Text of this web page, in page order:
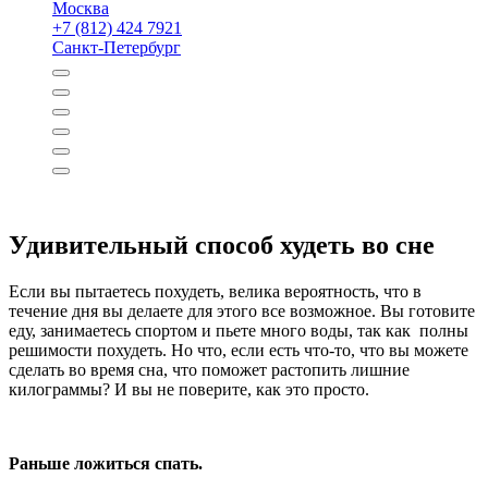
Москва
+7 (812) 424 7921
Санкт-Петербург
Удивительный способ худеть во сне
Если вы пытаетесь похудеть, велика вероятность, что в
течение дня вы делаете для этого все возможное. Вы готовите
еду, занимаетесь спортом и пьете много воды, так как полны
решимости похудеть. Но что, если есть что-то, что вы можете
сделать во время сна, что поможет растопить лишние
килограммы? И вы не поверите, как это просто.
Раньше ложиться спать.